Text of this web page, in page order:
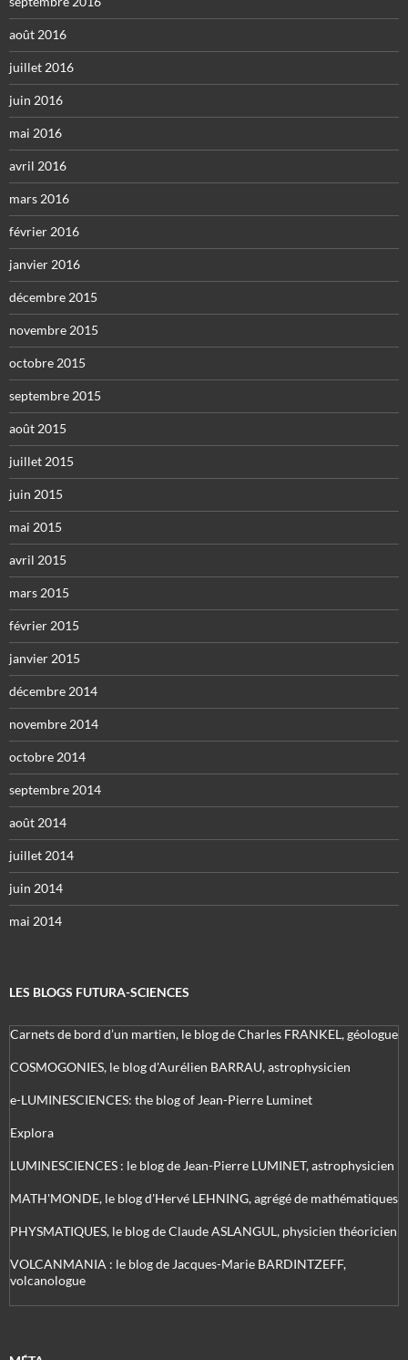
août 2016
juillet 2016
juin 2016
mai 2016
avril 2016
mars 2016
février 2016
janvier 2016
décembre 2015
novembre 2015
octobre 2015
septembre 2015
août 2015
juillet 2015
juin 2015
mai 2015
avril 2015
mars 2015
février 2015
janvier 2015
décembre 2014
novembre 2014
octobre 2014
septembre 2014
août 2014
juillet 2014
juin 2014
mai 2014
LES BLOGS FUTURA-SCIENCES
Carnets de bord d’un martien, le blog de Charles FRANKEL, géologue
COSMOGONIES, le blog d'Aurélien BARRAU, astrophysicien
e-LUMINESCIENCES: the blog of Jean-Pierre Luminet
Explora
LUMINESCIENCES : le blog de Jean-Pierre LUMINET, astrophysicien
MATH'MONDE, le blog d'Hervé LEHNING, agrégé de mathématiques
PHYSMATIQUES, le blog de Claude ASLANGUL, physicien théoricien
VOLCANMANIA : le blog de Jacques-Marie BARDINTZEFF,
volcanologue